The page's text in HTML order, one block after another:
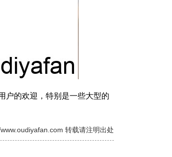
的欢迎，特别是一些大型的
转载请注明出处